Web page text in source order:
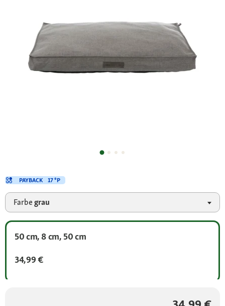
Farbegrau
50 cm, 8 cm, 50 cm
34,99 €
PAYBACK 17 °P